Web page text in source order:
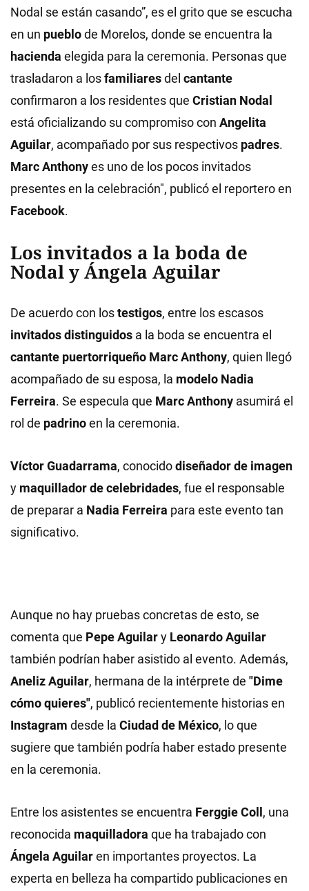
Nodal se están casando”, es el grito que se escucha
en un pueblode Morelos, donde se encuentra la
hacienda elegida para la ceremonia. Personas que
trasladaron a losfamiliaresdel cantante
confirmaron a los residentes que Cristian Nodal
está oficializando su compromiso con Angelita
Aguilar, acompañado por sus respectivos padres.
Marc Anthonyes uno de los pocos invitados
presentes en la celebración", publicó el reportero en
Facebook.
Los invitados a la boda de
Nodal y Ángela Aguilar
De acuerdo con lostestigos, entre los escasos
invitados distinguidos a la boda se encuentra el
cantante puertorriqueño Marc Anthony, quien llegó
acompañado de su esposa, la modelo Nadia
Ferreira. Se especula que Marc Anthony asumirá el
rol de padrinoen la ceremonia.
Víctor Guadarrama, conocidodiseñador de imagen
y maquillador de celebridades, fue el responsable
de preparar a Nadia Ferreira para este evento tan
significativo.
Aunque no hay pruebas concretas de esto, se
comenta que Pepe Aguilary Leonardo Aguilar
también podrían haber asistido al evento. Además,
Aneliz Aguilar, hermana de la intérprete de "Dime
cómo quieres", publicó recientemente historias en
Instagram desde la Ciudad de México, lo que
sugiere que también podría haber estado presente
en la ceremonia.
Entre los asistentes se encuentra Ferggie Coll , una
reconocida maquilladora que ha trabajado con
Ángela Aguilaren importantes proyectos. La
experta en belleza ha compartido publicaciones en